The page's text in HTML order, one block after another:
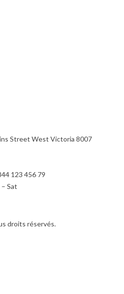
Street West Victoria 8007
123 456 79
Sat
droits réservés.